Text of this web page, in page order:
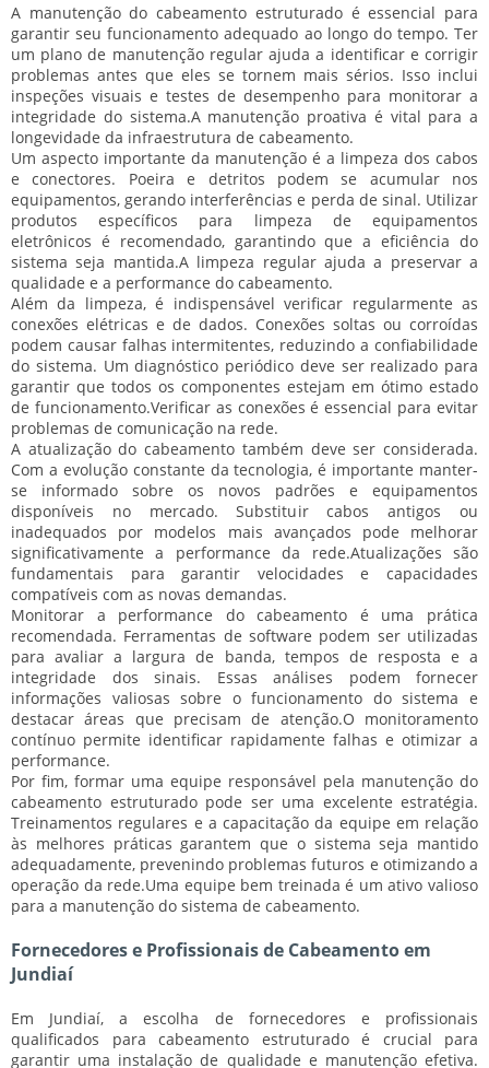
A manutenção do cabeamento estruturado é essencial para
garantir seu funcionamento adequado ao longo do tempo. Ter
um plano de manutenção regular ajuda a identificar e corrigir
problemas antes que eles se tornem mais sérios. Isso inclui
inspeções visuais e testes de desempenho para monitorar a
integridade do sistema.A manutenção proativa é vital para a
longevidade da infraestrutura de cabeamento.
Um aspecto importante da manutenção é a limpeza dos cabos
e conectores. Poeira e detritos podem se acumular nos
equipamentos, gerando interferências e perda de sinal. Utilizar
produtos específicos para limpeza de equipamentos
eletrônicos é recomendado, garantindo que a eficiência do
sistema seja mantida.A limpeza regular ajuda a preservar a
qualidade e a performance do cabeamento.
Além da limpeza, é indispensável verificar regularmente as
conexões elétricas e de dados. Conexões soltas ou corroídas
podem causar falhas intermitentes, reduzindo a confiabilidade
do sistema. Um diagnóstico periódico deve ser realizado para
garantir que todos os componentes estejam em ótimo estado
de funcionamento.Verificar as conexões é essencial para evitar
problemas de comunicação na rede.
A atualização do cabeamento também deve ser considerada.
Com a evolução constante da tecnologia, é importante manter-
se informado sobre os novos padrões e equipamentos
disponíveis no mercado. Substituir cabos antigos ou
inadequados por modelos mais avançados pode melhorar
significativamente a performance da rede.Atualizações são
fundamentais para garantir velocidades e capacidades
compatíveis com as novas demandas.
Monitorar a performance do cabeamento é uma prática
recomendada. Ferramentas de software podem ser utilizadas
para avaliar a largura de banda, tempos de resposta e a
integridade dos sinais. Essas análises podem fornecer
informações valiosas sobre o funcionamento do sistema e
destacar áreas que precisam de atenção.O monitoramento
contínuo permite identificar rapidamente falhas e otimizar a
performance.
Por fim, formar uma equipe responsável pela manutenção do
cabeamento estruturado pode ser uma excelente estratégia.
Treinamentos regulares e a capacitação da equipe em relação
às melhores práticas garantem que o sistema seja mantido
adequadamente, prevenindo problemas futuros e otimizando a
operação da rede.Uma equipe bem treinada é um ativo valioso
para a manutenção do sistema de cabeamento.
Fornecedores e Profissionais de Cabeamento em
Jundiaí
Em Jundiaí, a escolha de fornecedores e profissionais
qualificados para cabeamento estruturado é crucial para
garantir uma instalação de qualidade e manutenção efetiva.